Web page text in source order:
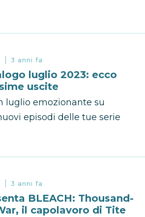
3 anni fa
luglio 2023: ecco
uscite
luglio emozionante su
episodi delle tue serie
3 anni fa
BLEACH: Thousand-
il capolavoro di Tite